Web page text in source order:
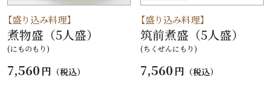
【盛り込み料理】
煮物盛（5人盛）
(にものもり)
7,560 円 （税込）
【盛り込み料理】
筑前煮盛（5人盛）
(ちくぜんにもり)
7,560 円 （税込）